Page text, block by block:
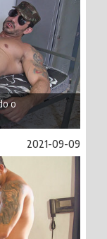
o
2021-09-09